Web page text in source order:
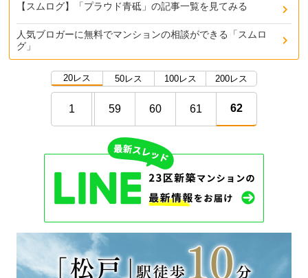
【スムログ】「プラウド青砥」の記事一覧を見てみる
人気ブロガーに無料でマンションの相談ができる「スムロ
グ」
20レス 50レス 100レス 200レス
1 59 60 61 62